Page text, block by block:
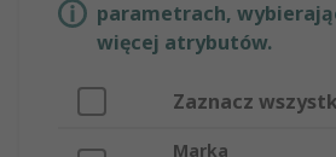
parametrach,
więcej atrybutów.
Zaznacz
Marka